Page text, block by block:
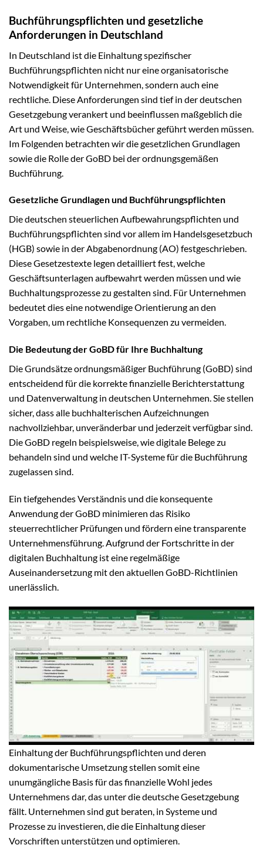
Buchführungspflichten und gesetzliche
Anforderungen in Deutschland
In Deutschland ist die Einhaltung spezifischer
Buchführungspflichten nicht nur eine organisatorische
Notwendigkeit für Unternehmen, sondern auch eine
rechtliche. Diese Anforderungen sind tief in der deutschen
Gesetzgebung verankert und beeinflussen maßgeblich die
Art und Weise, wie Geschäftsbücher geführt werden müssen.
Im Folgenden betrachten wir die gesetzlichen Grundlagen
sowie die Rolle der GoBD bei der ordnungsgemäßen
Buchführung.
Gesetzliche Grundlagen und Buchführungspflichten
Die deutschen steuerlichen Aufbewahrungspflichten und
Buchführungspflichten sind vor allem im Handelsgesetzbuch
(HGB) sowie in der Abgabenordnung (AO) festgeschrieben.
Diese Gesetzestexte legen detailliert fest, welche
Geschäftsunterlagen aufbewahrt werden müssen und wie
Buchhaltungsprozesse zu gestalten sind. Für Unternehmen
bedeutet dies eine notwendige Orientierung an den
Vorgaben, um rechtliche Konsequenzen zu vermeiden.
Die Bedeutung der GoBD für Ihre Buchhaltung
Die Grundsätze ordnungsmäßiger Buchführung (GoBD) sind
entscheidend für die korrekte finanzielle Berichterstattung
und Datenverwaltung in deutschen Unternehmen. Sie stellen
sicher, dass alle buchhalterischen Aufzeichnungen
nachvollziehbar, unveränderbar und jederzeit verfügbar sind.
Die GoBD regeln beispielsweise, wie digitale Belege zu
behandeln sind und welche IT-Systeme für die Buchführung
zugelassen sind.
Ein tiefgehendes Verständnis und die konsequente
Anwendung der GoBD minimieren das Risiko
steuerrechtlicher Prüfungen und fördern eine transparente
Unternehmensführung. Aufgrund der Fortschritte in der
digitalen Buchhaltung ist eine regelmäßige
Auseinandersetzung mit den aktuellen GoBD-Richtlinien
unerlässlich.
Einhaltung der Buchführungspflichten und deren
dokumentarische Umsetzung stellen somit eine
unumgängliche Basis für das finanzielle Wohl jedes
Unternehmens dar, das unter die deutsche Gesetzgebung
fällt. Unternehmen sind gut beraten, in Systeme und
Prozesse zu investieren, die die Einhaltung dieser
Vorschriften unterstützen und optimieren.